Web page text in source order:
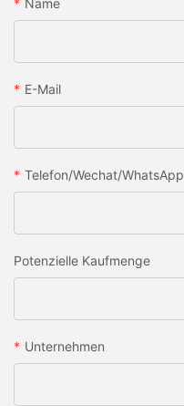
E-Mail
Telefon/Wechat/WhatsApp
Potenzielle Kaufmenge
Unternehmen